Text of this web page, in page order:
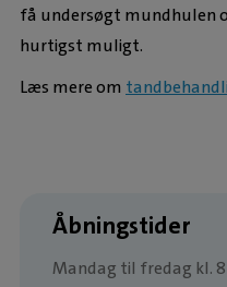
få undersøgt mundhulen
hurtigst muligt.
Læs mere om
Åbningstider
Mandag til fredag kl.